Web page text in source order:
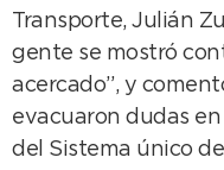
Transporte, Julián
gente se mostró
acercado”, y
evacuaron dudas
del Sistema único